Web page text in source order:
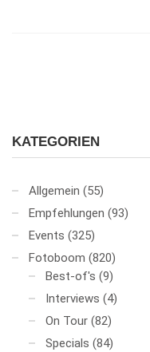
KATEGORIEN
Allgemein (55)
Empfehlungen (93)
Events (325)
Fotoboom (820)
Best-of's (9)
Interviews (4)
On Tour (82)
Specials (84)